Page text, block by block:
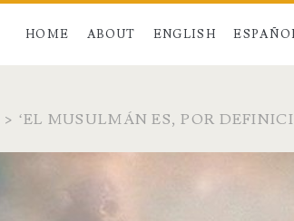
HOME ABOUT ENGLISH
> ‘EL MUSULMÁN ES, POR